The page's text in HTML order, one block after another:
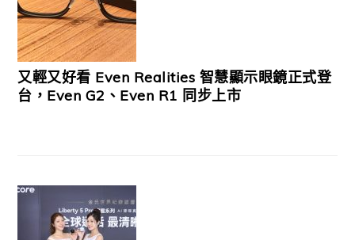
又輕又好看 Even Realities 智慧顯示眼鏡正式登
台，Even G2、Even R1 同步上市